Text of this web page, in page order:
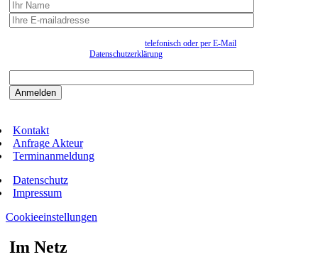
telefonisch oder per E-Mail
Datenschutzerklärung
Kontakt
Anfrage Akteur
Terminanmeldung
Datenschutz
Impressum
Cookieeinstellungen
Im Netz